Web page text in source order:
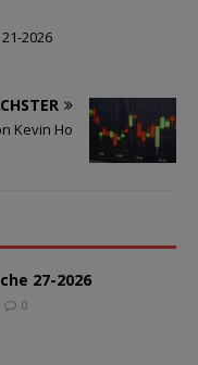
2026
Kevin Ho
27-2026
0